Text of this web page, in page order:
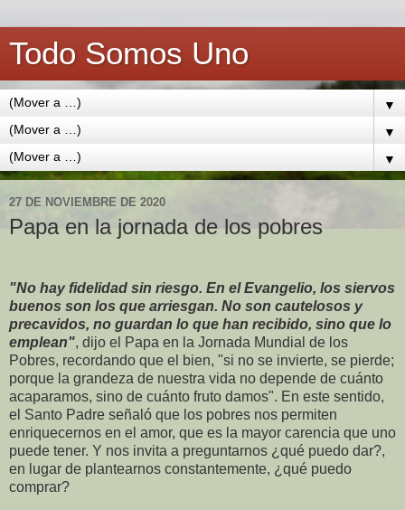
Todo Somos Uno
▼
▼
▼
27 DE NOVIEMBRE DE 2020
Papa en la jornada de los pobres
"No hay fidelidad sin riesgo. En el Evangelio, los siervos
buenos son los que arriesgan. No son cautelosos y
precavidos, no guardan lo que han recibido, sino que lo
emplean", dijo el Papa en la Jornada Mundial de los
Pobres, recordando que el bien, "si no se invierte, se pierde;
porque la grandeza de nuestra vida no depende de cuánto
acaparamos, sino de cuánto fruto damos". En este sentido,
el Santo Padre señaló que los pobres nos permiten
enriquecernos en el amor, que es la mayor carencia que uno
puede tener. Y nos invita a preguntarnos ¿qué puedo dar?,
en lugar de plantearnos constantemente, ¿qué puedo
comprar?